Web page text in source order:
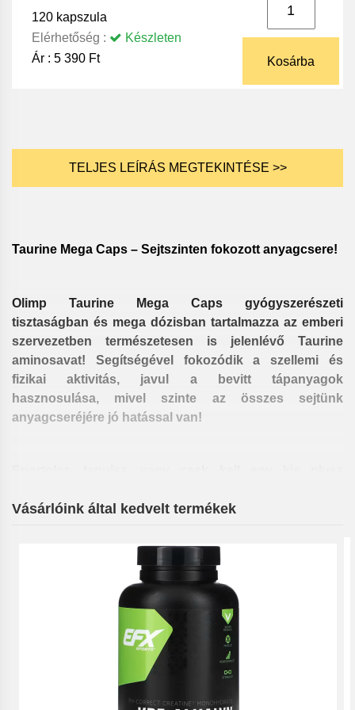
120 kapszula
Elérhetőség :
Készleten
Ár : 5 390 Ft Kosárba
TELJES LEÍRÁS MEGTEKINTÉSE >>
Taurine Mega Caps – Sejtszinten fokozott anyagcsere!
Olimp Taurine Mega Caps gyógyszerészeti
tisztaságban és mega dózisban tartalmazza az emberi
szervezetben természetesen is jelenlévő Taurine
aminosavat! Segítségével fokozódik a szellemi és
fizikai aktivitás, javul a bevitt tápanyagok
hasznosulása, mivel szinte az összes sejtünk
anyagcseréjére jó hatással van!
Nem a vérnyomásodat akarod felpumpálni, hanem
Sportoláshoz már használsz egyéb
táplálékkegészítőket (pl. creatin, fehérje, vagy
tömegnövelő) és fokozni akarod a hatékonyságukat?
Akkor Neked az Olimp Taurine Mega Caps kell!
A taurin természetes úton is termelődik
Vásárlóink által kedvelt termékek